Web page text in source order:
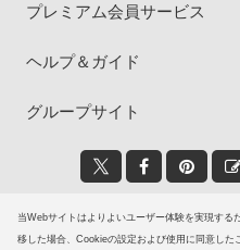
当Webサイトはよりよいユーザー体験を実現す
移した場合、Cookieの設定および使用に同意した
プレミアム会員サービス
ヘルプ＆ガイド
グループサイト
© 2006-2026